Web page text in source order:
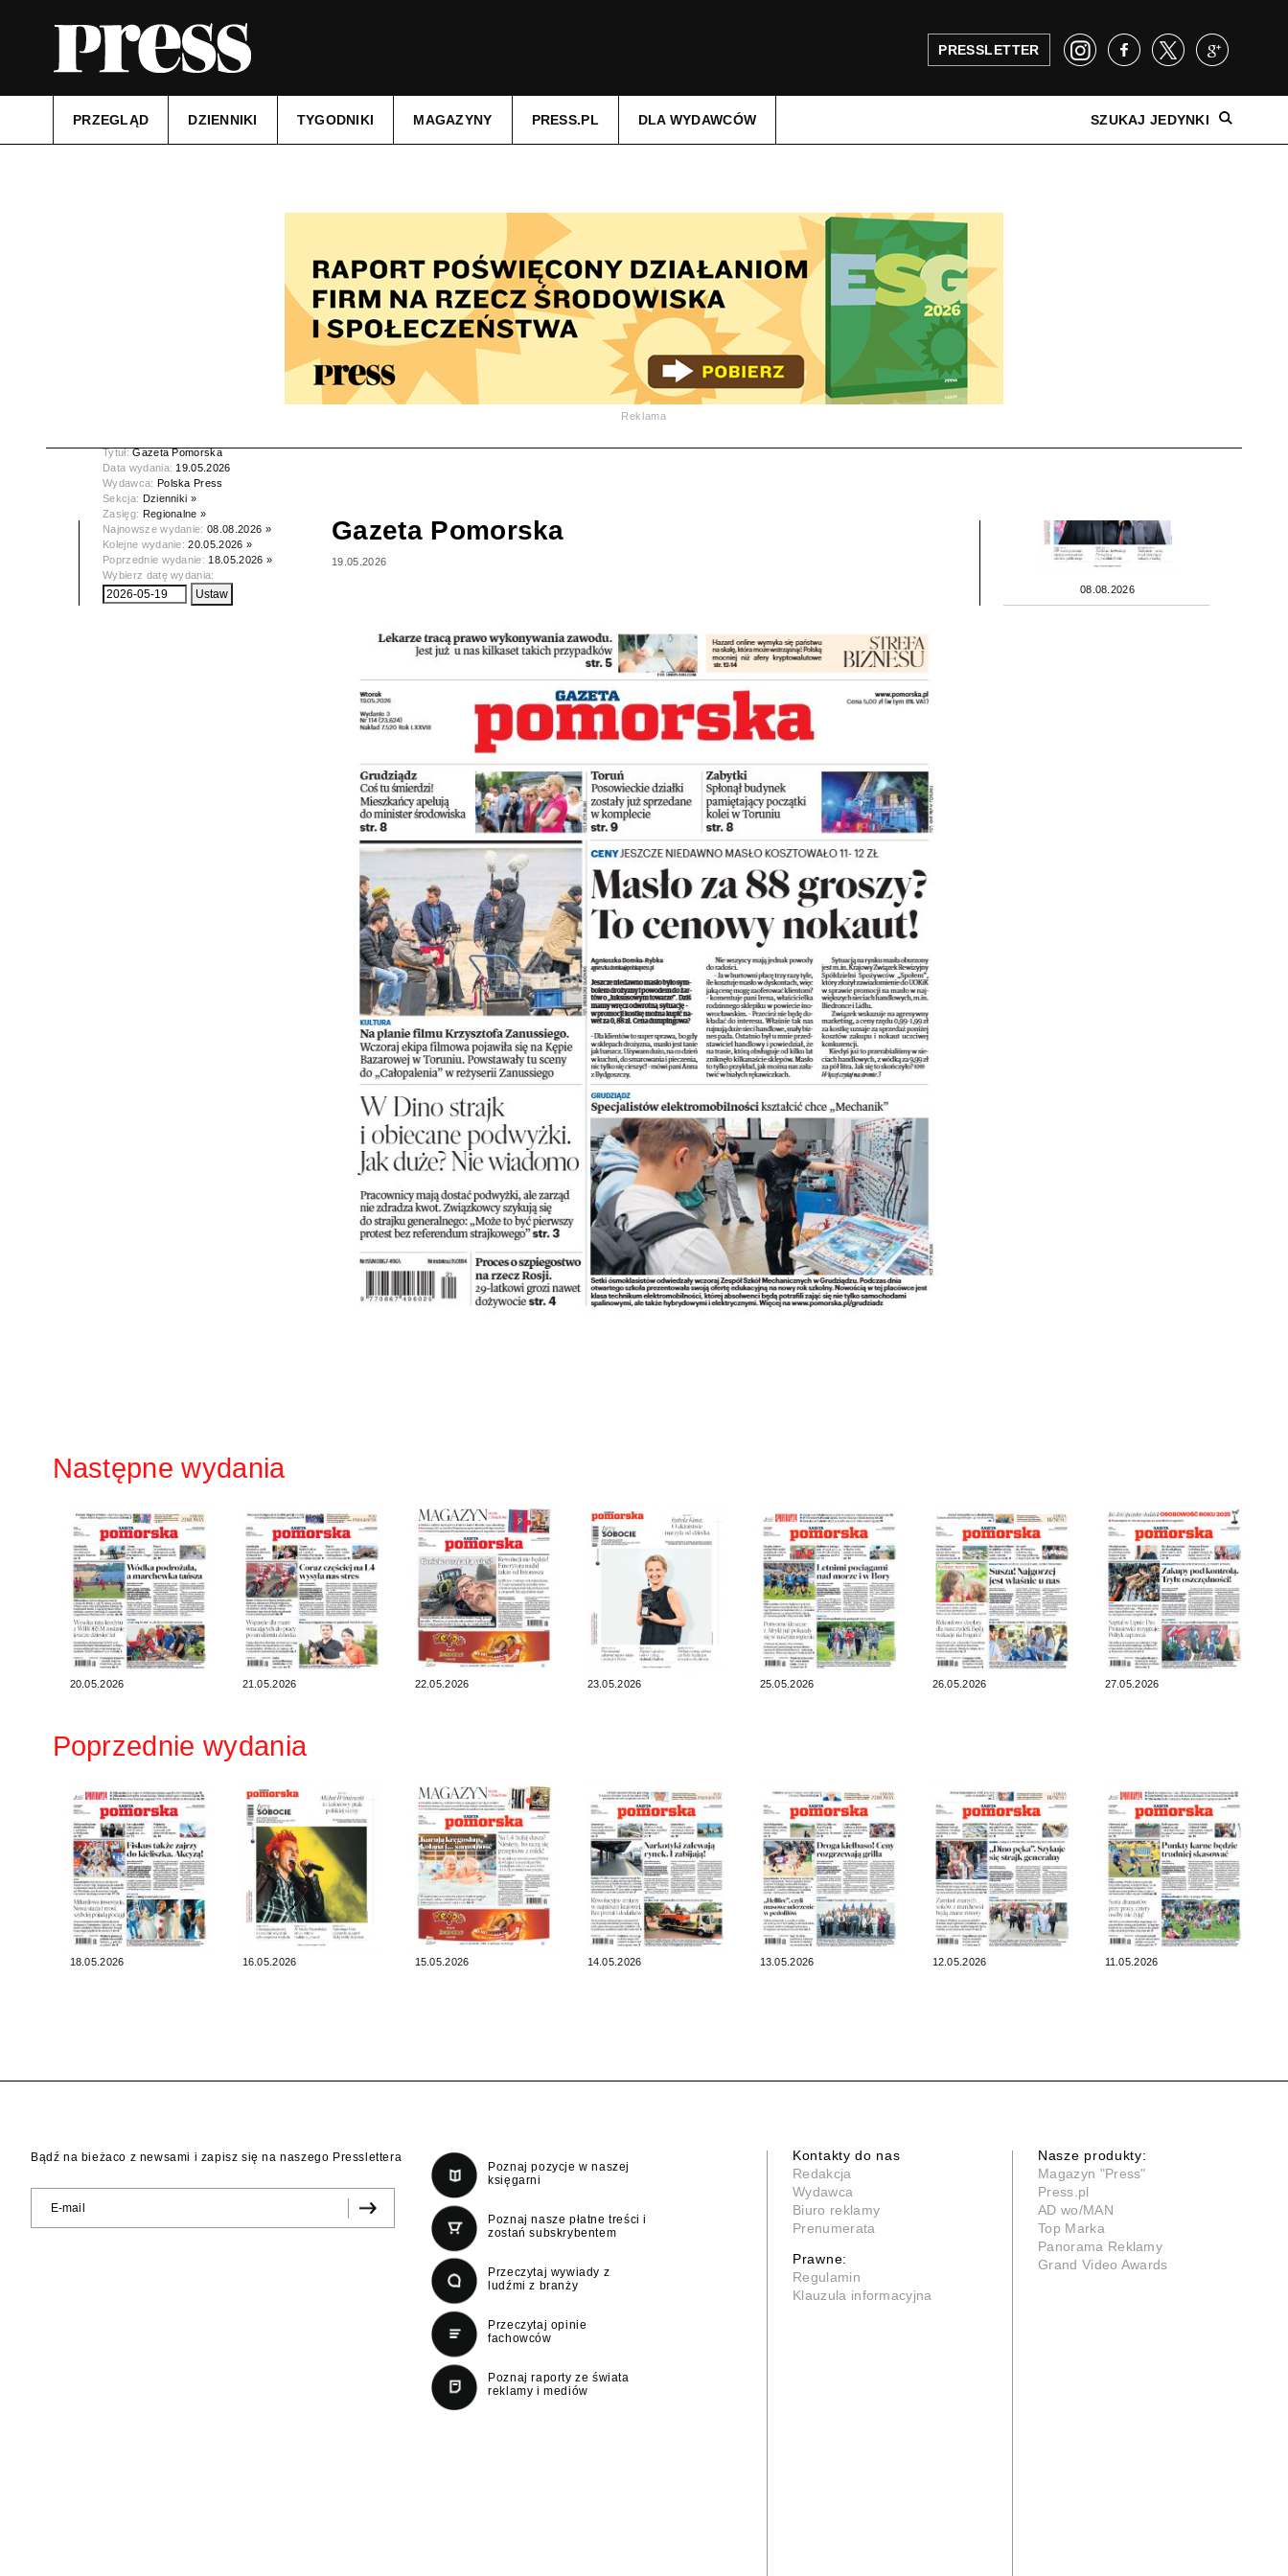
PRESSLETTER
PRZEGLĄD DZIENNIKI TYGODNIKI MAGAZYNY PRESS.PL DLA WYDAWCÓW SZUKAJ JEDYNKI
Reklama
Tytuł:Gazeta Pomorska
Data wydania: 19.05.2026
Wydawca: Polska Press
Sekcja: Dzienniki »
Zasięg: Regionalne »
Najnowsze wydanie:08.08.2026 »
Kolejne wydanie:20.05.2026 »
Poprzednie wydanie: 18.05.2026 »
Wybierz datę wydania:
Gazeta Pomorska
19.05.2026
08.08.2026
Następne wydania
20.05.2026 21.05.2026 22.05.2026 23.05.2026 25.05.2026 26.05.2026 27.05.2026
Poprzednie wydania
18.05.2026 16.05.2026 15.05.2026 14.05.2026 13.05.2026 12.05.2026 11.05.2026
Bądź na bieżaco z newsami i zapisz się na naszego Presslettera
Poznaj pozycje w naszej
księgarni
Poznaj nasze płatne treści i
zostań subskrybentem
Przeczytaj wywiady z
ludźmi z branży
Przeczytaj opinie
fachowców
Poznaj raporty ze świata
reklamy i mediów
Kontakty do nas
Redakcja
Wydawca
Biuro reklamy
Prenumerata
Prawne:
Regulamin
Klauzula informacyjna
Nasze produkty:
Magazyn "Press"
Press.pl
AD wo/MAN
Top Marka
Panorama Reklamy
Grand Video Awards